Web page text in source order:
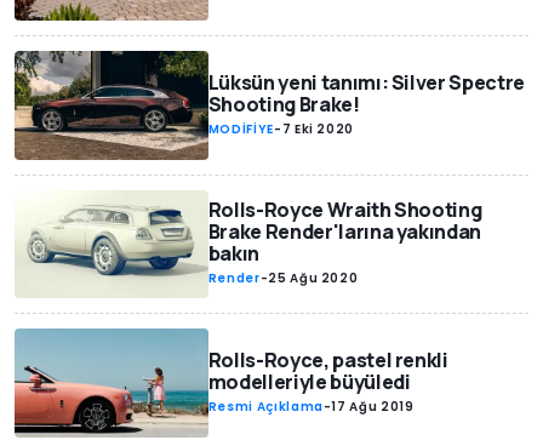
Lüksün yeni tanımı: Silver Spectre
Shooting Brake!
MODİFİYE- 7 Eki 2020
Rolls-Royce Wraith Shooting
Brake Render'larına yakından
bakın
Render-25 Ağu 2020
Rolls-Royce, pastel renkli
modelleriyle büyüledi
Resmi Açıklama-17 Ağu 2019